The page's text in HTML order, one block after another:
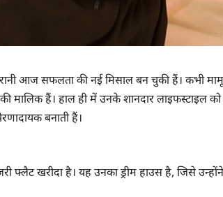
आज सफलता की नई मिसाल बन चुकी हैं। कभी
मालिक हैं। हाल ही में उनके शानदार लाइफस्टाइल
बनाती हैं।
फ्लैट खरीदा है। यह उनका ड्रीम हाउस है, जिसे